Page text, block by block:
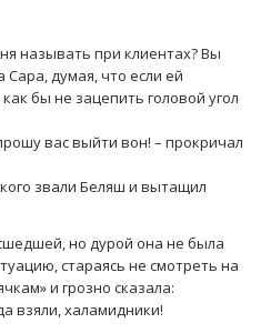
называть при клиентах? Вы
думая, что если ей
бы не зацепить головой угол
вас выйти вон! – прокричал
звали Беляш и вытащил
но дурой она не была
стараясь не смотреть на
и грозно сказала:
взяли, халамидники!